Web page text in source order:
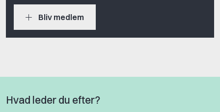
Bliv medlem
Hvad leder du efter?